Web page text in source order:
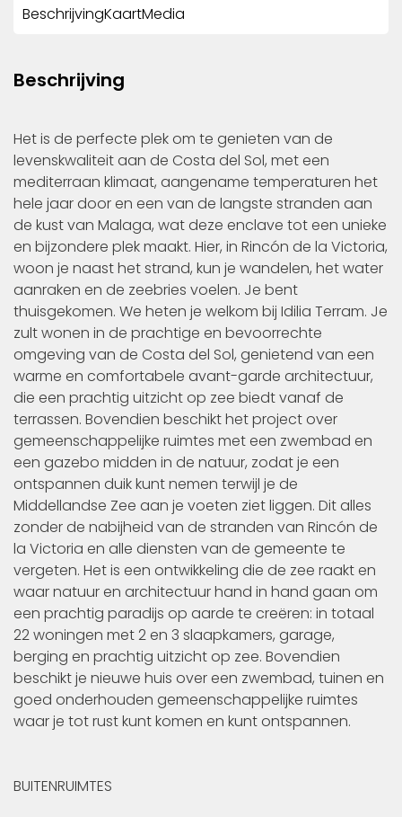
BeschrijvingKaartMedia
Beschrijving
Het is de perfecte plek om te genieten van de
levenskwaliteit aan de Costa del Sol, met een
mediterraan klimaat, aangename temperaturen het
hele jaar door en een van de langste stranden aan
de kust van Malaga, wat deze enclave tot een unieke
en bijzondere plek maakt. Hier, in Rincón de la Victoria,
woon je naast het strand, kun je wandelen, het water
aanraken en de zeebries voelen. Je bent
thuisgekomen. We heten je welkom bij Idilia Terram. Je
zult wonen in de prachtige en bevoorrechte
omgeving van de Costa del Sol, genietend van een
warme en comfortabele avant-garde architectuur,
die een prachtig uitzicht op zee biedt vanaf de
terrassen. Bovendien beschikt het project over
gemeenschappelijke ruimtes met een zwembad en
een gazebo midden in de natuur, zodat je een
ontspannen duik kunt nemen terwijl je de
Middellandse Zee aan je voeten ziet liggen. Dit alles
zonder de nabijheid van de stranden van Rincón de
la Victoria en alle diensten van de gemeente te
vergeten. Het is een ontwikkeling die de zee raakt en
waar natuur en architectuur hand in hand gaan om
een prachtig paradijs op aarde te creëren: in totaal
22 woningen met 2 en 3 slaapkamers, garage,
berging en prachtig uitzicht op zee. Bovendien
beschikt je nieuwe huis over een zwembad, tuinen en
goed onderhouden gemeenschappelijke ruimtes
waar je tot rust kunt komen en kunt ontspannen.
BUITENRUIMTES